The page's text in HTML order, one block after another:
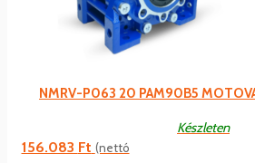
NMRV-P063 20 PAM90B5
Készleten
156.083 Ft (nettó